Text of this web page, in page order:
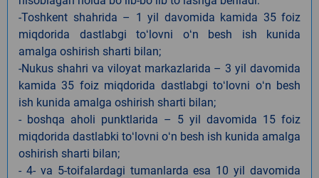
-Toshkent shahrida – 1 yil davomida kamida 35 foiz
miqdorida dastlabgi toʻlovni oʻn besh ish kunida
amalga oshirish sharti bilan;
-Nukus shahri va viloyat markazlarida – 3 yil davomida
kamida 35 foiz miqdorida dastlabgi toʻlovni oʻn besh
ish kunida amalga oshirish sharti bilan;
- boshqa aholi punktlarida – 5 yil davomida 15 foiz
miqdorida dastlabki toʻlovni oʻn besh ish kunida amalga
oshirish sharti bilan;
- 4- va 5-toifalardagi tumanlarda esa 10 yil davomida